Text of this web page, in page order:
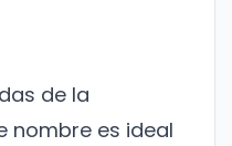
de la
nombre es ideal